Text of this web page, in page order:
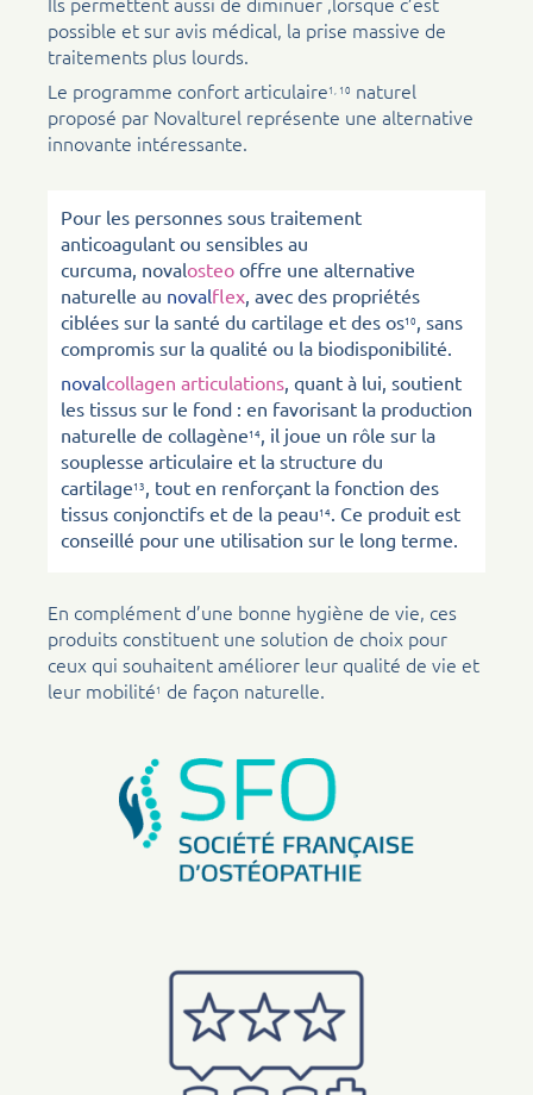
possible et sur avis médical, la prise massive de
traitements plus lourds.
Le programme confort articulaire1, 10 naturel
proposé par Novalturel représente une alternative
innovante intéressante.
Pour les personnes sous traitement
anticoagulant ou sensibles au
curcuma, novalosteo offre une alternative
naturelle au novalflex, avec des propriétés
ciblées sur la santé du cartilage et des os10
, sans
compromis sur la qualité ou la biodisponibilité.
novalcollagen articulations, quant à lui, soutient
les tissus sur le fond : en favorisant la production
naturelle de collagène14, il joue un rôle sur la
souplesse articulaire et la structure du
cartilage13
, tout en renforçant la fonction des
tissus conjonctifs et de la peau14. Ce produit est
conseillé pour une utilisation sur le long terme.
En complément d’une bonne hygiène de vie, ces
produits constituent une solution de choix pour
ceux qui souhaitent améliorer leur qualité de vie et
leur mobilité1 de façon naturelle.